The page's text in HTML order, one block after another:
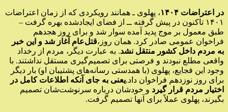
در اعتراضات ۱۴۰۴
، پهلوی ـ همانند رویکردی که از زمان اعتراضات
۱۴۰۱ تاکنون در پیش گرفته ــ از فضای ایجادشده بهره گرفت –
طبق معمول بر موج پدید آمده سوار شد و برای روز هجدهم
فراخوان عمومی صادر کرد. همان روز،قتل‌عام آغاز شد و این خبر
به مردم داخل کشور منتقل نشد. به عبارت دیگر، مردم از رخداد
واقعی مطلع نبودند و فرصتی برای تصمیم‌گیری مستقل نداشتند. با
وجود این فجایع، پهلوی (با همدستی رسانه‌های پشتیبان او) بار دیگر
برای روز نوزدهم فراخوان داد.یعنی به جای آنکه اطلاعات کامل در
اختیار مردم قرار گیرد و خودشان درباره سرنوشت‌شان تصمیم
بگیرند، پهلوی عملاً برای آنها تصمیم گرفت.